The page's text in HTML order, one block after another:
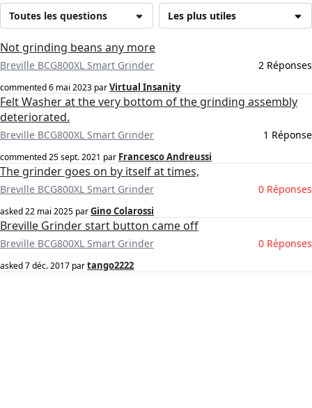
Les plus utiles
Toutes les questions
Not grinding beans any more
Breville BCG800XL Smart Grinder 2 Réponses
commented6 mai 2023 parVirtual Insanity
Felt Washer at the very bottom of the grinding assembly
deteriorated.
Breville BCG800XL Smart Grinder 1 Réponse
commented25 sept. 2021 par Francesco Andreussi
The grinder goes on by itself at times,
Breville BCG800XL Smart Grinder 0 Réponses
asked22 mai 2025 parGino Colarossi
Breville Grinder start button came off
Breville BCG800XL Smart Grinder 0 Réponses
asked7 déc. 2017 partango2222